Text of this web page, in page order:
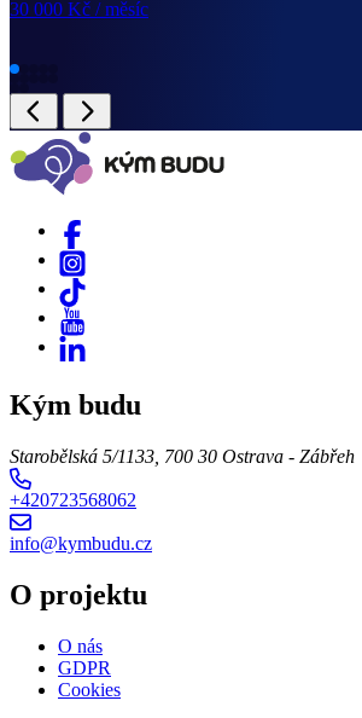
30 000 Kč / měsíc
Kým budu
Starobělská 5/1133, 700 30 Ostrava - Zábřeh
+420723568062
info@kymbudu.cz
O projektu
O nás
GDPR
Cookies